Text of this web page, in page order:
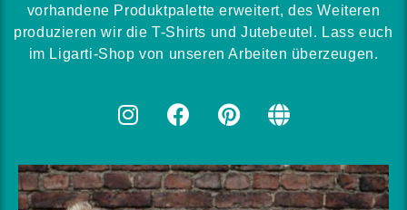
vorhandene Produktpalette erweitert, des Weiteren
produzieren wir die T-Shirts und Jutebeutel. Lass euch
im Ligarti-Shop von unseren Arbeiten überzeugen.